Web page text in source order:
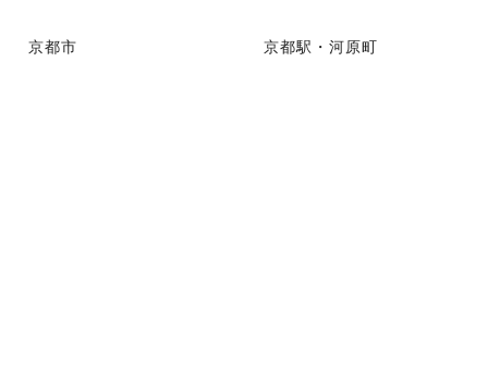
京都市 京都駅・河原町